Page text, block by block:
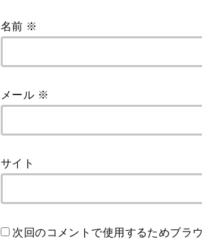
名前 ※
メール ※
サイト
次回のコメントで使用するためブラ